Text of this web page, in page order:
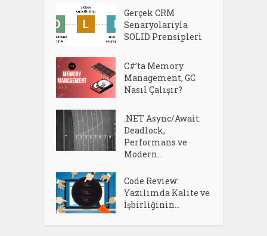
Gerçek CRM
Senaryolarıyla
SOLID Prensipleri
C#’ta Memory
Management, GC
Nasıl Çalışır?
.NET Async/Await:
Deadlock,
Performans ve
Modern...
Code Review:
Yazılımda Kalite ve
İşbirliğinin...